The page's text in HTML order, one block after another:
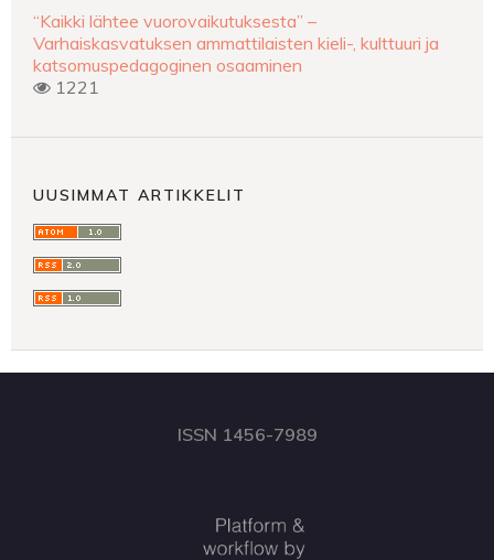
“Kaikki lähtee vuorovaikutuksesta” –
Varhaiskasvatuksen ammattilaisten kieli-, kulttuuri ja
katsomuspedagoginen osaaminen
1221
UUSIMMAT ARTIKKELIT
ISSN 1456-7989